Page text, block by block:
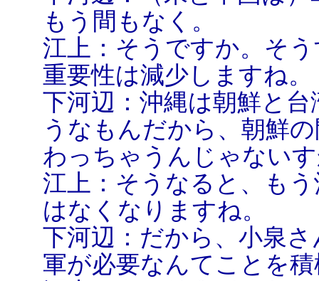
もう間もなく。
江上：そうですか。そ
重要性は減少しますね。
下河辺：沖縄は朝鮮と
うなもんだから、朝鮮
わっちゃうんじゃない
江上：そうなると、も
はなくなりますね。
下河辺：だから、小泉
軍が必要なんてことを